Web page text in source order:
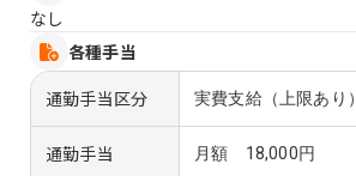
なし
各種手当
通勤手当区分
実費支給（上限あり）
通勤手当 月額 18,000円